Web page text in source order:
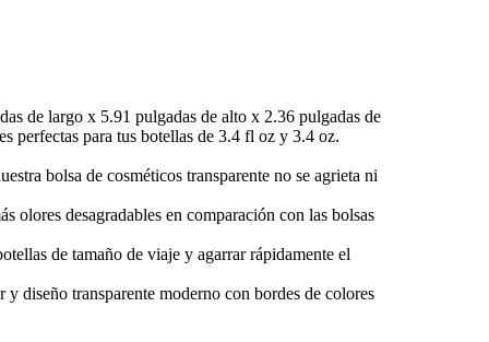
de largo x 5.91 pulgadas de alto x 2.36 pulgadas de
perfectas para tus botellas de 3.4 fl oz y 3.4 oz.
bolsa de cosméticos transparente no se agrieta ni
olores desagradables en comparación con las bolsas
de tamaño de viaje y agarrar rápidamente el
diseño transparente moderno con bordes de colores